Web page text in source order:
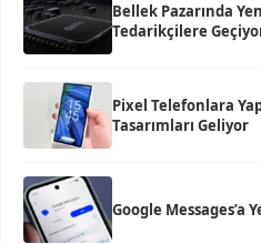
Bellek Pazarında
Tedarikçilere
Pixel Telefonlara
Tasarımları Geliyor
Google Messages’a